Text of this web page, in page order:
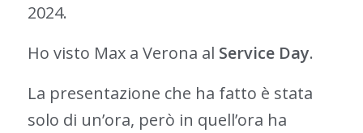
2024.
Ho visto Max a Verona al Service Day.
La presentazione che ha fatto è stata
solo di un’ora, però in quell’ora ha